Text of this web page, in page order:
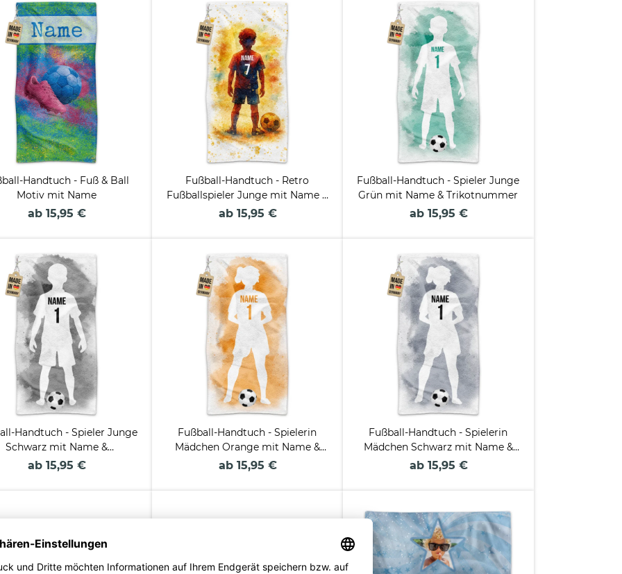
Handtuch - Fuß & Ball
Motiv mit Name
ab 15,95 €
Fußball-Handtuch - Retro
Fußballspieler Junge mit Name &
Trikotnummer
ab 15,95 €
Fußball-Handtuch - Spieler Junge
Grün mit Name & Trikotnummer
ab 15,95 €
Handtuch - Spieler Junge
Schwarz mit Name &
Trikotnummer
ab 15,95 €
Fußball-Handtuch - Spielerin
Mädchen Orange mit Name &
Trikotnummer
ab 15,95 €
Fußball-Handtuch - Spielerin
Mädchen Schwarz mit Name &
Trikotnummer
ab 15,95 €